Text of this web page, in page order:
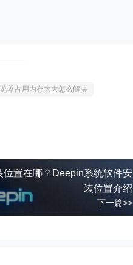
器占用内存太大怎么解决
位置在哪？Deepin系统软件安
装位置介绍
下一篇>>